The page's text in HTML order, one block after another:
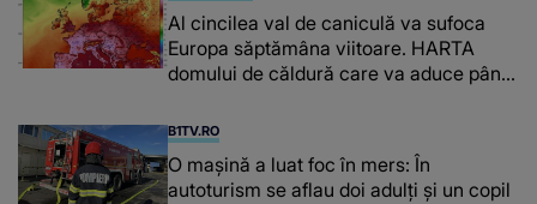
Al cincilea val de caniculă va sufoca
Europa săptămâna viitoare. HARTA
domului de căldură care va aduce până
B1TV.RO
O maşină a luat foc în mers: În
autoturism se aflau doi adulți și un copil